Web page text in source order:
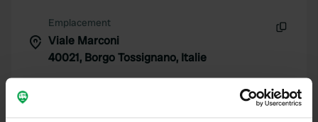
Emplacement
Viale Marconi
40021, Borgo Tossignano, Italie